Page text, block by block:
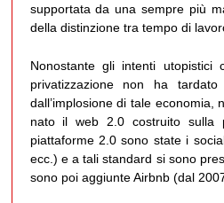
supportata da una sempre più
della distinzione tra tempo di
Nonostante gli intenti
privatizzazione non ha
dall’implosione di tale
nato il web 2.0 costruito sulla
piattaforme 2.0 sono state i
ecc.) e a tali standard si sono
sono poi aggiunte Airbnb (dal